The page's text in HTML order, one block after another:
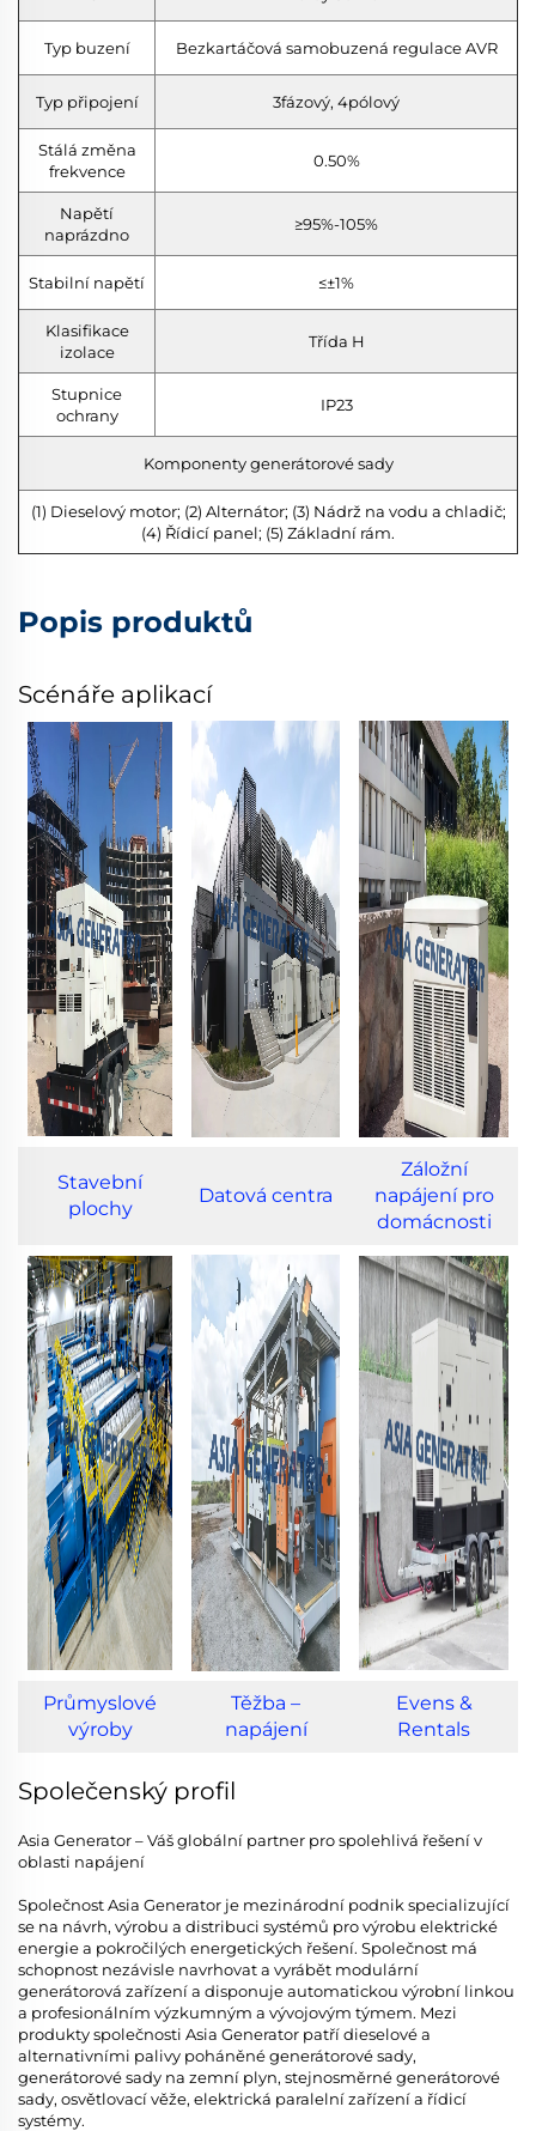
Typ buzení Bezkartáčová samobuzená regulace AVR
Typ připojení 3fázový, 4pólový
Stálá změna
frekvence
0.50%
Napětí
naprázdno
≥95%-105%
Stabilní napětí ≤±1%
Klasifikace
izolace
Třída H
Stupnice
ochrany
IP23
Komponenty generátorové sady
(1) Dieselový motor; (2) Alternátor; (3) Nádrž na vodu a chladič;
(4) Řídicí panel; (5) Základní rám.
Popis produktů
Scénáře aplikací
Stavební
plochy
Datová centra
Záložní
napájení pro
domácnosti
Průmyslové
výroby
Těžba –
napájení
Evens &
Rentals
Společenský profil
Asia Generator – Váš globální partner pro spolehlivá řešení v
oblasti napájení
Společnost Asia Generator je mezinárodní podnik specializující
se na návrh, výrobu a distribuci systémů pro výrobu elektrické
energie a pokročilých energetických řešení. Společnost má
schopnost nezávisle navrhovat a vyrábět modulární
generátorová zařízení a disponuje automatickou výrobní linkou
a profesionálním výzkumným a vývojovým týmem. Mezi
produkty společnosti Asia Generator patří dieselové a
alternativními palivy poháněné generátorové sady,
generátorové sady na zemní plyn, stejnosměrné generátorové
sady, osvětlovací věže, elektrická paralelní zařízení a řídicí
systémy.